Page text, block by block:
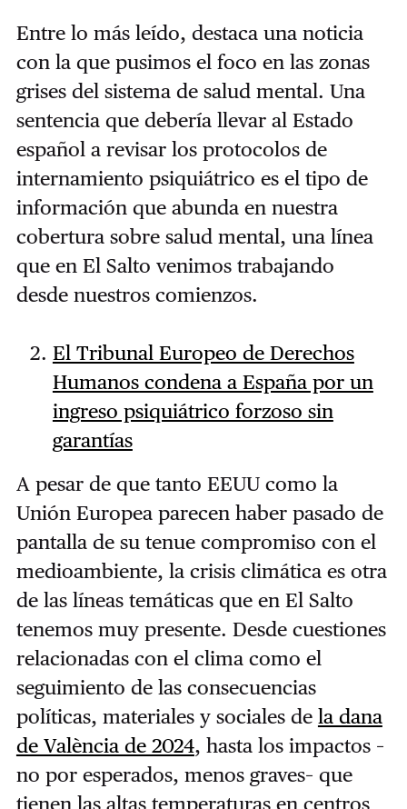
Entre lo más leído, destaca una noticia
con la que pusimos el foco en las zonas
grises del sistema de salud mental. Una
sentencia que debería llevar al Estado
español a revisar los protocolos de
internamiento psiquiátrico es el tipo de
información que abunda en nuestra
cobertura sobre salud mental, una línea
que en El Salto venimos trabajando
desde nuestros comienzos.
El Tribunal Europeo de Derechos
Humanos condena a España por un
ingreso psiquiátrico forzoso sin
garantías
A pesar de que tanto EEUU como la
Unión Europea parecen haber pasado de
pantalla de su tenue compromiso con el
medioambiente, la crisis climática es otra
de las líneas temáticas que en El Salto
tenemos muy presente. Desde cuestiones
relacionadas con el clima como el
seguimiento de las consecuencias
políticas, materiales y sociales de la dana
de València de 2024, hasta los impactos –
no por esperados, menos graves– que
tienen las altas temperaturas en centros